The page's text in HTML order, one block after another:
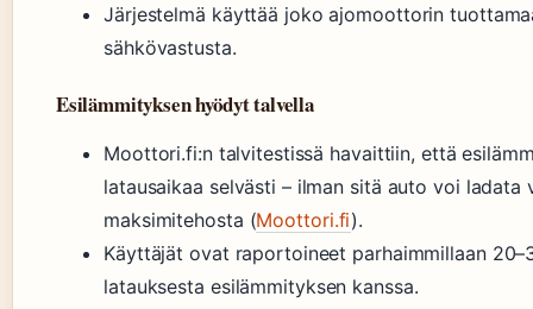
Järjestelmä käyttää joko ajomoottorin
sähkövastusta.
Esilämmityksen hyödyt talvella
Moottori.fi:n talvitestissä havaittiin, että
latausaikaa selvästi – ilman sitä auto voi ladata
maksimitehosta (Moottori.fi).
Käyttäjät ovat raportoineet parhaimmillaan
latauksesta esilämmityksen kanssa.